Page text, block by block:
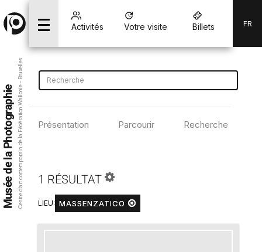
Musée de la PhotographieCentre d’art contemporain de la Fédération Wallonie - Bruxelles
Activités Votre visite Billets FR
Présentation Parcourir Recherche
1 RÉSULTAT
LIEU: MASSENZATICO